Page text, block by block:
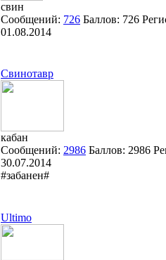
свин
Сообщений: 726 Баллов: 726
01.08.2014
Свинотавр
кабан
Сообщений: 2986 Баллов: 2986
30.07.2014
#забанен#
Ultimo